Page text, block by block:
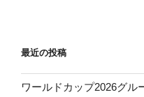
最近の投稿
ワールドカップ2026グル